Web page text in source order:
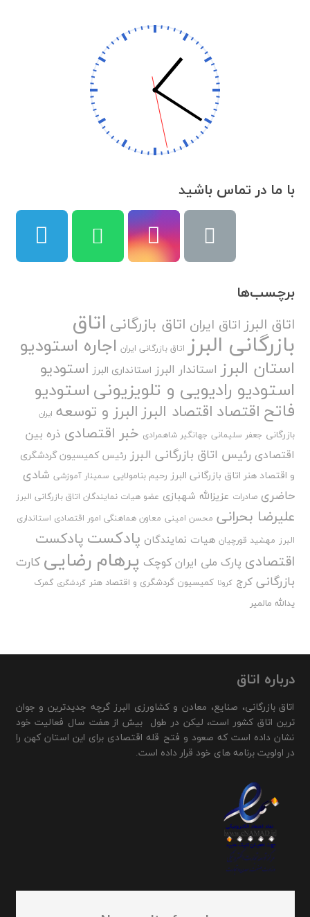
با ما در تماس باشید
برچسب‌ها
اتاق البرز اتاق ایران اتاق بازرگانی اتاق
بازرگانی البرز اتاق بازرگانی ایران اجاره استودیو
استان البرز استاندار البرز استانداری البرز استودیو
استودیو رادیویی و تلویزیونیاستودیو
فاتح اقتصاد اقتصاد البرزالبرز و توسعه ایران
بازرگانی جعفر سلیمانی جهانگیر شاهمرادی خبر اقتصادی ذره بین
اقتصادی رئیس اتاق بازرگانی البرز رئیس کمیسیون گردشگری
و اقتصاد هنر اتاق بازرگانی البرز رحیم بنامولایی سمینار آموزشی شادی
حاضری صادرات عزیزالله شهبازی عضو هیات نمایندگان اتاق بازرگانی البرز
علیرضا بحرانی محسن امینی معاون هماهنگی امور اقتصادی استانداری
البرز مهشید قورچیان هیات نمایندگان پادکست پادکست
اقتصادی پارک ملی ایران کوچک پرهام رضایی کارت
بازرگانی کرج کرونا کمیسیون گردشگری و اقتصاد هنر گردشگری گمرک
یدالله مالمیر
درباره اتاق
اتاق بازرگانی، صنایع، معادن و کشاورزی البرز گرچه جدیدترین و جوان
ترین اتاق کشور است، لیکن در طول بیش از هفت سال فعالیت خود
نشان داده است که صعود و فتح قله اقتصادی برای این استان کهن را
در اولویت برنامه های خود قرار داده است.